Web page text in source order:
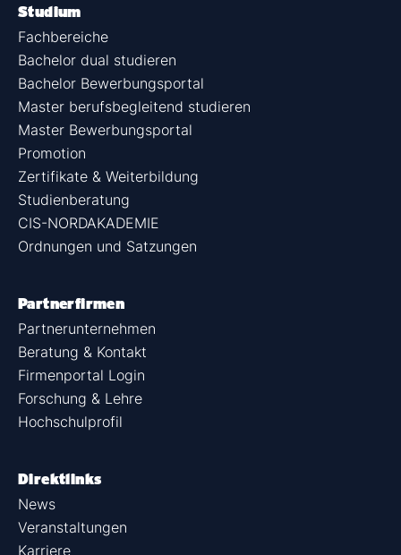
Studium
Fachbereiche
Bachelor dual studieren
Bachelor Bewerbungsportal
Master berufsbegleitend studieren
Master Bewerbungsportal
Promotion
Zertifikate & Weiterbildung
Studienberatung
CIS-NORDAKADEMIE
Ordnungen und Satzungen
Partnerfirmen
Partnerunternehmen
Beratung & Kontakt
Firmenportal Login
Forschung & Lehre
Hochschulprofil
Direktlinks
News
Veranstaltungen
Karriere